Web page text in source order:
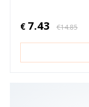
€ 7.43 €14.85